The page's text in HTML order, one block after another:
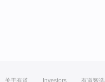
关于有道 Investors 有道智选